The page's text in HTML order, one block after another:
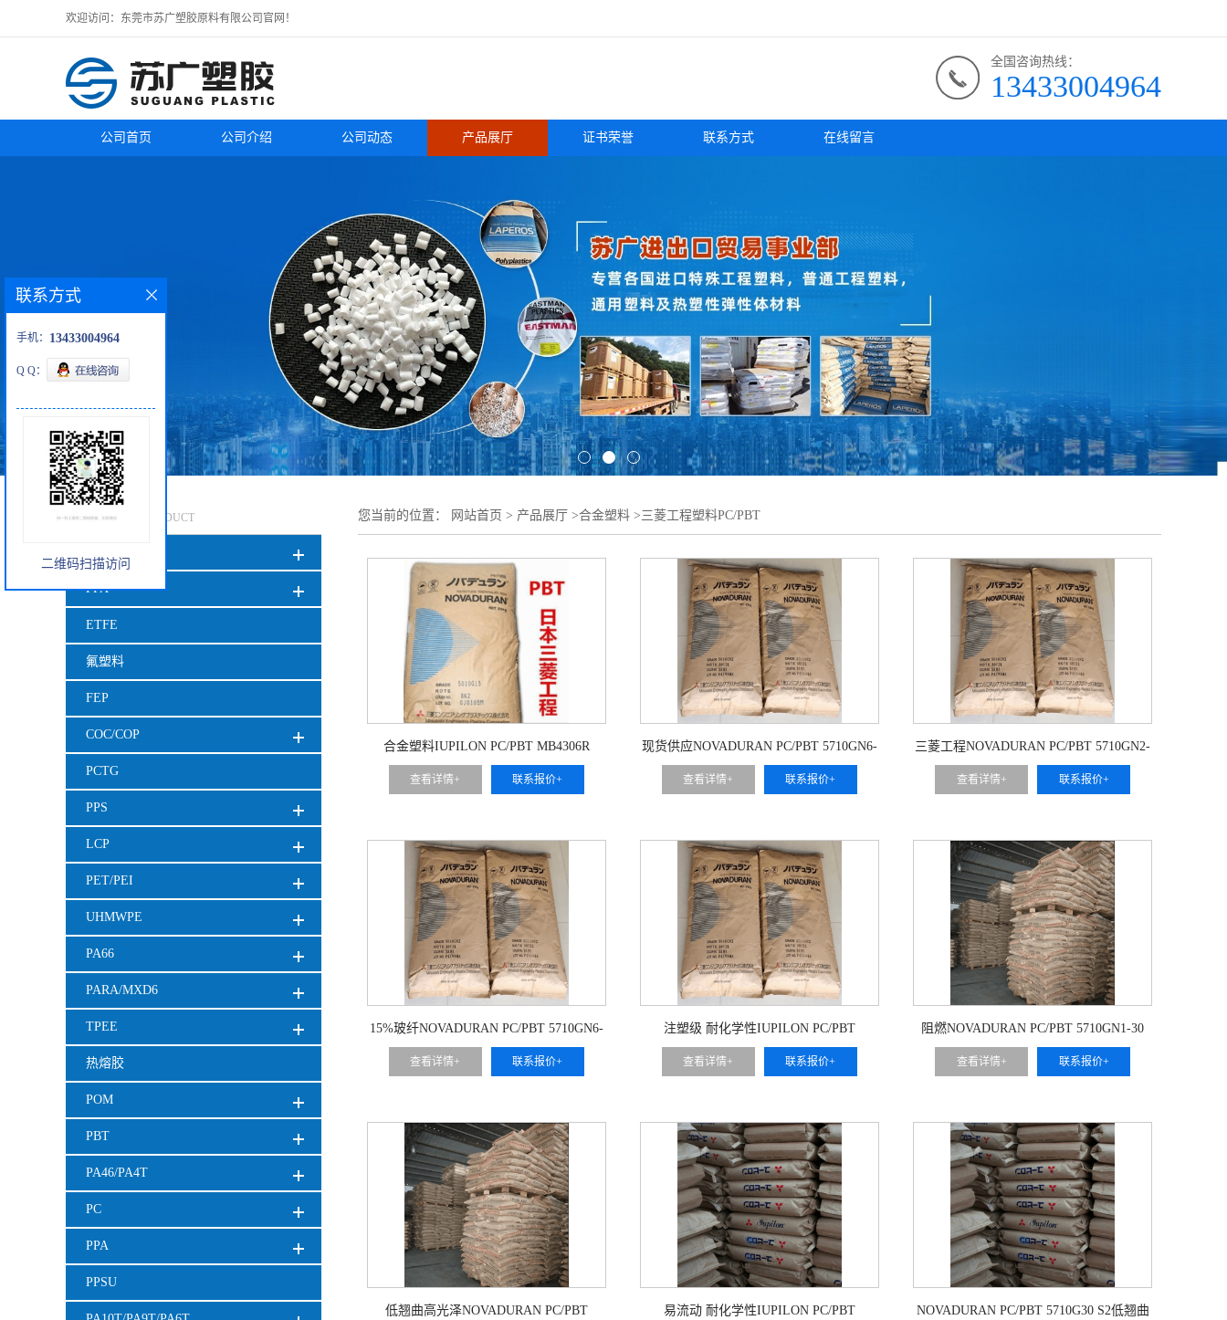
欢迎访问：东莞市苏广塑胶原料有限公司官网！
全国咨询热线：
13433004964
公司首页 公司介绍 公司动态 产品展厅 证书荣誉 联系方式 在线留言
产品中心 PRODUCT
PFA
ETFE
氟塑料
FEP
COC/COP
PCTG
PPS
LCP
PET/PEI
UHMWPE
PA66
PARA/MXD6
TPEE
热熔胶
POM
PBT
PA46/PA4T
PC
PPA
PPSU
您当前的位置： 网站首页 > 产品展厅 >合金塑料 >三菱工程塑料PC/PBT
合金塑料IUPILON PC/PBT MB4306R
查看详情+ 联系报价+
现货供应NOVADURAN PC/PBT 5710GN6-
查看详情+ 联系报价+
三菱工程NOVADURAN PC/PBT 5710GN2-
查看详情+ 联系报价+
15%玻纤NOVADURAN PC/PBT 5710GN6-
查看详情+ 联系报价+
注塑级 耐化学性IUPILON PC/PBT
查看详情+ 联系报价+
阻燃NOVADURAN PC/PBT 5710GN1-30
查看详情+ 联系报价+
低翘曲高光泽NOVADURAN PC/PBT
易流动 耐化学性IUPILON PC/PBT
NOVADURAN PC/PBT 5710G30 S2低翘曲
联系方式
手机： 13433004964
Q Q：
二维码扫描访问